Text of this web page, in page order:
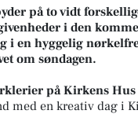
på to vidt
i den
i en hyggelig
om søndagen.
på Kirkens Hus
med en kreativ dag i